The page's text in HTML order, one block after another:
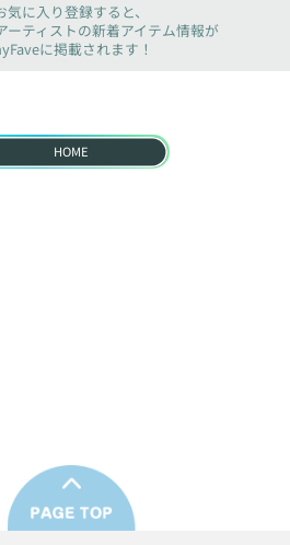
気に入り登録すると、
ーティストの新着アイテム情報が
に掲載されます！
HOME